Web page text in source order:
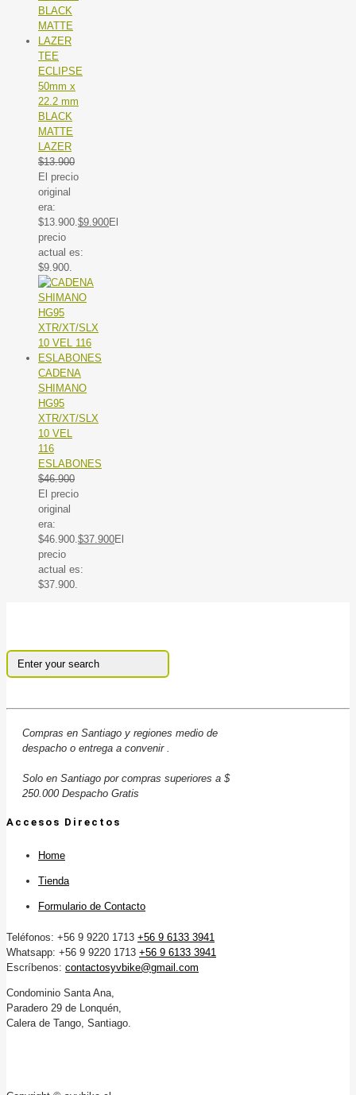
TEE
ECLIPSE
50mm x
22.2 mm
BLACK
MATTE
LAZER
$13.900
El precio
original
era:
$13.900. $9.900El
precio
actual es:
$9.900.
CADENA
SHIMANO
HG95
XTR/XT/SLX
10 VEL
116
ESLABONES
$46.900
El precio
original
era:
$46.900. $37.900El
precio
actual es:
$37.900.
Compras en Santiago y regiones medio de
despacho o entrega a convenir .
Solo en Santiago por compras superiores a $
250.000 Despacho Gratis
Accesos Directos
Home
Tienda
Formulario de Contacto
Teléfonos: +56 9 9220 1713 +56 9 6133 3941
Whatsapp: +56 9 9220 1713 +56 9 6133 3941
Escríbenos: contactosyvbike@gmail.com
Condominio Santa Ana,
Paradero 29 de Lonquén,
Calera de Tango, Santiago.